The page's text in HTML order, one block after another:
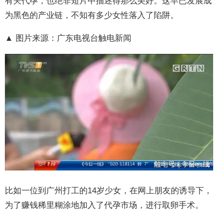
为黑色的产业链，不知有多少女性落入了陷阱。
▲ 图片来源：广东电视台触电新闻
比如一位到广州打工的14岁少女，在网上朋友的诱导下，
为了赚钱稀里糊涂地加入了代孕市场，进行取卵手术。